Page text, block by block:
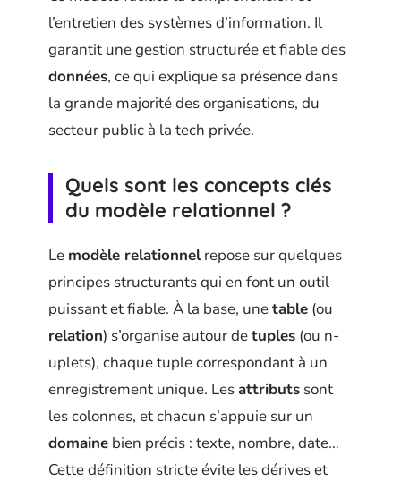
l’entretien des systèmes d’information. Il
garantit une gestion structurée et fiable des
données, ce qui explique sa présence dans
la grande majorité des organisations, du
secteur public à la tech privée.
Quels sont les concepts clés
du modèle relationnel ?
Le modèle relationnelrepose sur quelques
principes structurants qui en font un outil
puissant et fiable. À la base, unetable (ou
relation) s’organise autour detuples (ou n-
uplets), chaque tuple correspondant à un
enregistrement unique. Lesattributs sont
les colonnes, et chacun s’appuie sur un
domaine bien précis : texte, nombre, date…
Cette définition stricte évite les dérives et